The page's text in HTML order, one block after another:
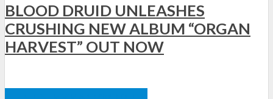
BLOOD DRUID UNLEASHES
CRUSHING NEW ALBUM “ORGAN
HARVEST” OUT NOW